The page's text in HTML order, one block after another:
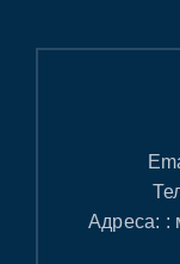
Адреса: :